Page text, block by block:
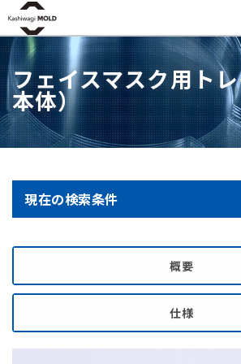
フェイスマスク用ト
本体）
現在の検索条件
概要
仕様